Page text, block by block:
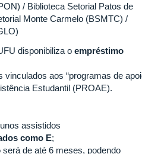
/ Biblioteca Setorial Patos de
Monte Carmelo (BSMTC) /
disponibiliza o empréstimo
vinculados aos “programas de
Estudantil (PROAE).
assistidos
como E;
de até 6 meses, podendo